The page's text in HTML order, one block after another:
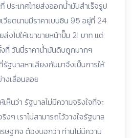
ประเทศไทยส่งออกน้ำมันสำเร็จรูป
วียตนามมีราคาเบนซิน 95 อยู่ที่ 24
งไปให้เขาขายหน้าปั๊ม 21 บาท แต่
ที่ วันนี่ราคาน้ำมันดิบถูกมากๆ
รัฐบาลหาเสียงกันมาจึงเป็นการให้
งเลื่อนลอย
เห็นว่า รัฐบาลไม่มีความจริงใจที่จะ
ๆ เราไม่สามารถไว้วางใจรัฐบาล
รษฐกิจ ต้องบอกว่า ท่านไม่มีความ